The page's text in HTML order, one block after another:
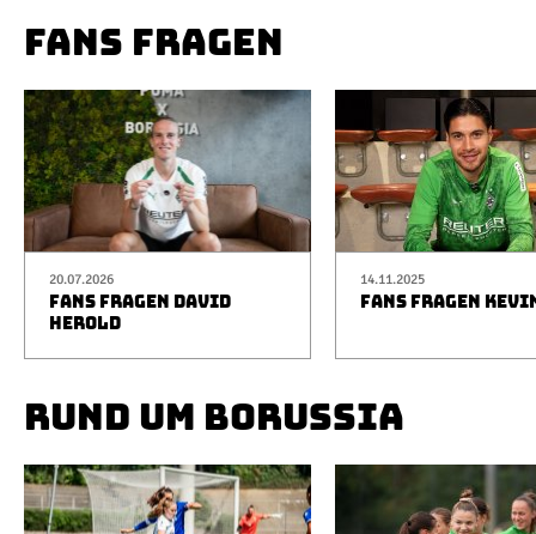
FANS FRAGEN
20.07.2026
FANS FRAGEN DAVID
HEROLD
14.11.2025
FANS FRAGEN
RUND UM BORUSSIA